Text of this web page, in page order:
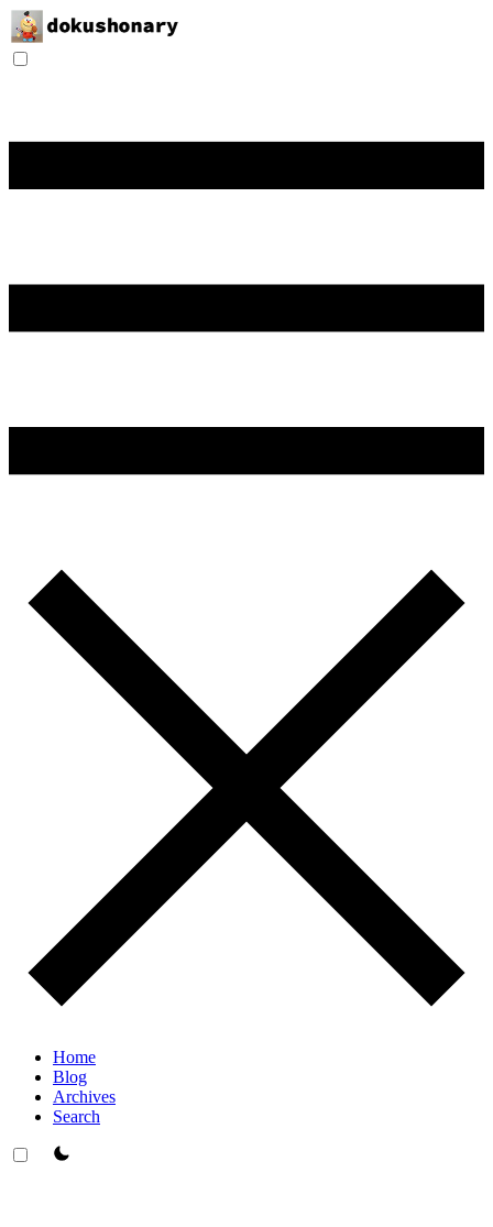
Home
Blog
Archives
Search
theme switcher